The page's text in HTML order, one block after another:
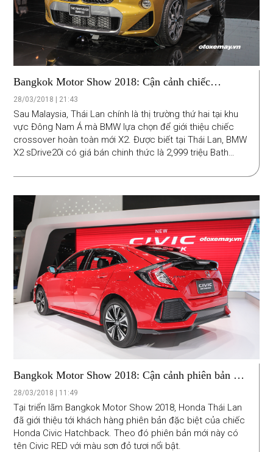
Bangkok Motor Show 2018: Cận cảnh chiếc
crossover hoàn toàn mới BMW X2 2018
28/03/2018 | 21:43
Sau Malaysia, Thái Lan chính là thị trường thứ hai tại khu
vực Đông Nam Á mà BMW lựa chọn để giới thiệu chiếc
crossover hoàn toàn mới X2. Được biết tại Thái Lan, BMW
X2 sDrive20i có giá bán chinh thức là 2,999 triệu Bath
Bangkok Motor Show 2018: Cận cảnh phiên bản đặc
biệt Honda Civic Hatchback RED
28/03/2018 | 11:49
Tại triển lãm Bangkok Motor Show 2018, Honda Thái Lan
đã giới thiệu tới khách hàng phiên bản đặc biệt của chiếc
Honda Civic Hatchback. Theo đó phiên bản mới này có
tên Civic RED với màu sơn đỏ tươi nổi bật.